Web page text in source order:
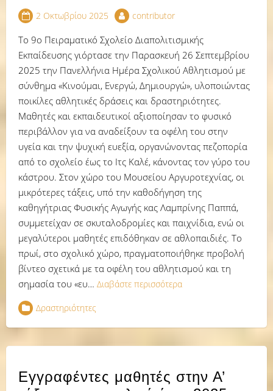
2 Οκτωβρίου 2025 contributor
Το 9ο Πειραματικό Σχολείο Διαπολιτισμικής
Εκπαίδευσης γιόρτασε την Παρασκευή 26 Σεπτεμβρίου
2025 την Πανελλήνια Ημέρα Σχολικού Αθλητισμού με
σύνθημα «Κινούμαι, Ενεργώ, Δημιουργώ», υλοποιώντας
ποικίλες αθλητικές δράσεις και δραστηριότητες.
Μαθητές και εκπαιδευτικοί αξιοποίησαν το φυσικό
περιβάλλον για να αναδείξουν τα οφέλη του στην
υγεία και την ψυχική ευεξία, οργανώνοντας πεζοπορία
από το σχολείο έως το Ιτς Καλέ, κάνοντας τον γύρο του
κάστρου. Στον χώρο του Μουσείου Αργυροτεχνίας, οι
μικρότερες τάξεις, υπό την καθοδήγηση της
καθηγήτριας Φυσικής Αγωγής κας Λαμπρίνης Παππά,
συμμετείχαν σε σκυταλοδρομίες και παιχνίδια, ενώ οι
μεγαλύτεροι μαθητές επιδόθηκαν σε αθλοπαιδιές. Το
πρωί, στο σχολικό χώρο, πραγματοποιήθηκε προβολή
βίντεο σχετικά με τα οφέλη του αθλητισμού και τη
σημασία του «ευ… Διαβάστε περισσότερα
Δραστηριότητες
Εγγραφέντες μαθητές στην Α’